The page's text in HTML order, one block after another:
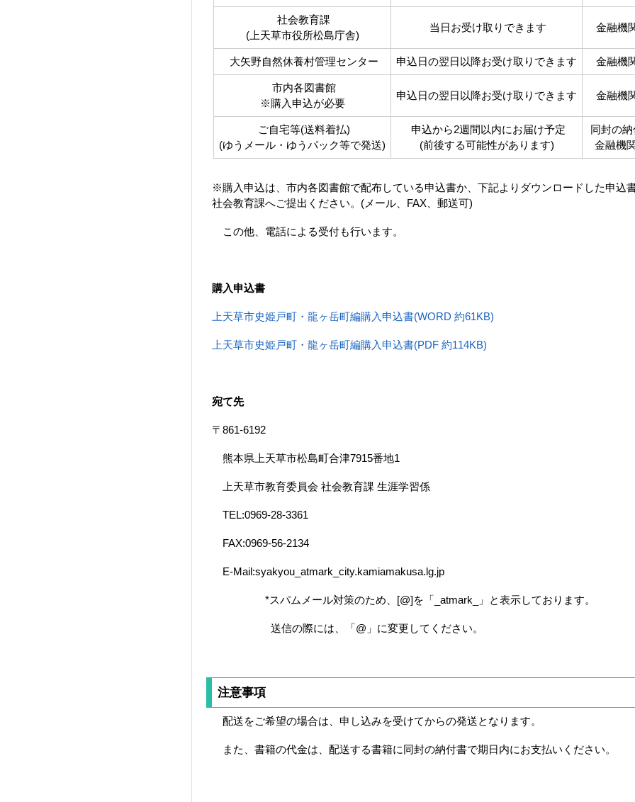
社会教育課
(上天草市役所松島庁舎)
当日お受け取りできます 金融機
大矢野自然休養村管理センター 申込日の翌日以降お受け取りできます 金融機
市内各図書館
※購入申込が必要
申込日の翌日以降お受け取りできます 金融機
ご自宅等(送料着払)
(ゆうメール・ゆうパック等で発送)
申込から2週間以内にお届け予定
(前後する可能性があります)
同封の
金融機
※購入申込は、市内各図書館で配布している申込書か、下記よりダウンロードした申込
社会教育課へご提出ください。(メール、FAX、郵送可)
この他、電話による受付も行います。
購入申込書
上天草市史姫戸町・龍ヶ岳町編購入申込書(WORD 約61KB)
上天草市史姫戸町・龍ヶ岳町編購入申込書(PDF 約114KB)
宛て先
〒861-6192
熊本県上天草市松島町合津7915番地1
上天草市教育委員会 社会教育課 生涯学習係
TEL:0969-28-3361
FAX:0969-56-2134
E-Mail:syakyou_atmark_city.kamiamakusa.lg.jp
*スパムメール対策のため、[@]を「_atmark_」と表示しております。
送信の際には、「@」に変更してください。
注意事項
配送をご希望の場合は、申し込みを受けてからの発送となります。
また、書籍の代金は、配送する書籍に同封の納付書で期日内にお支払いください。